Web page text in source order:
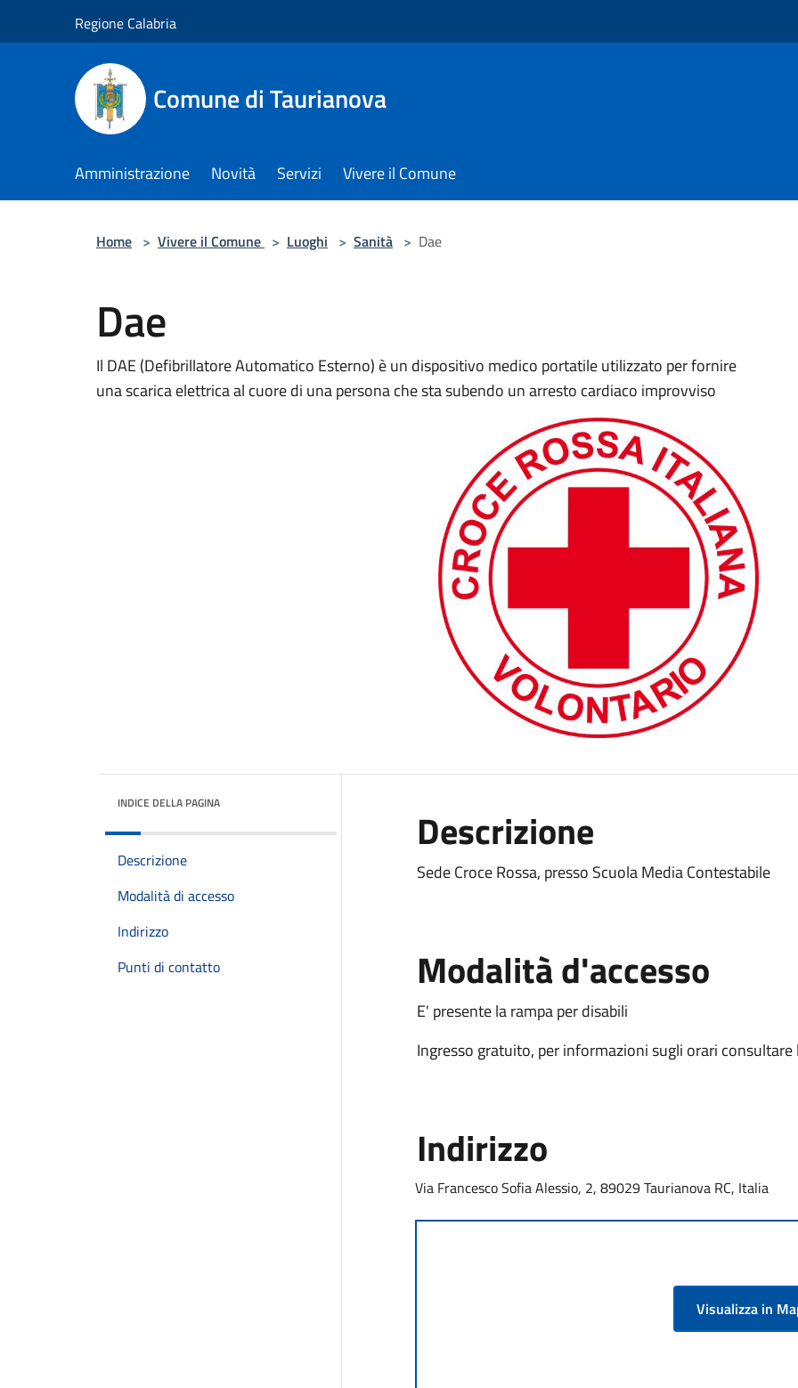
Regione Calabria
Comune di Taurianova
Amministrazione Novità Servizi Vivere il Comune
Home > Vivere il Comune > Luoghi > Sanità > Dae
Dae
Il DAE (Defibrillatore Automatico Esterno) è un dispositivo medico portatile utilizzato per fornire
una scarica elettrica al cuore di una persona che sta subendo un arresto cardiaco improvviso
INDICE DELLA PAGINA
Descrizione
Modalità di accesso
Indirizzo
Punti di contatto
Descrizione
Sede Croce Rossa, presso Scuola Media Contestabile
Modalità d'accesso
E' presente la rampa per disabili
Ingresso gratuito, per informazioni sugli orari
Indirizzo
Via Francesco Sofia Alessio, 2, 89029 Taurianova RC, Italia
Visualizza in